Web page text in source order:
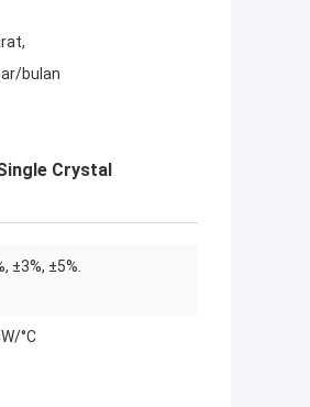
bulan
Crystal
±3%, ±5%.
°C